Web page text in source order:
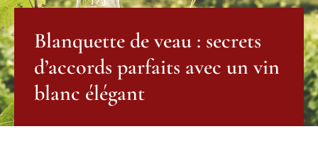
Blanquette de veau : secrets
d’accords parfaits avec un vin
blanc élégant